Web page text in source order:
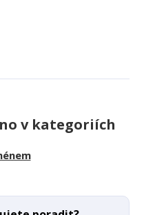
v kategoriích